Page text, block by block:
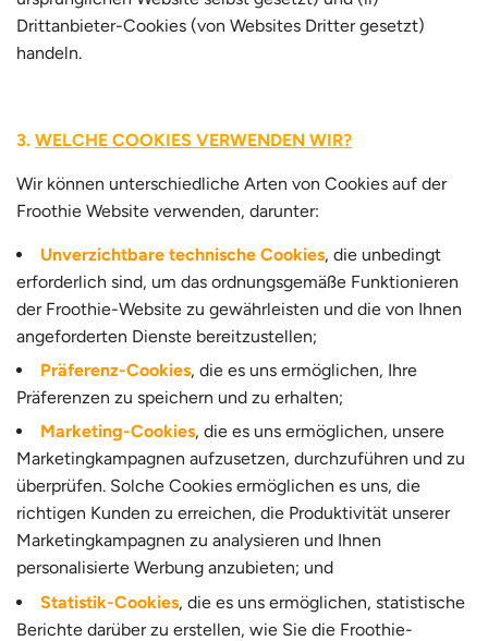
Drittanbieter-Cookies (von Websites Dritter gesetzt)
handeln.
WELCHE COOKIES VERWENDEN WIR?
Wir können unterschiedliche Arten von Cookies auf der
Froothie Website verwenden, darunter:
Unverzichtbare technische Cookies, die unbedingt
erforderlich sind, um das ordnungsgemäße Funktionieren
der Froothie-Website zu gewährleisten und die von Ihnen
angeforderten Dienste bereitzustellen;
Präferenz-Cookies, die es uns ermöglichen, Ihre
Präferenzen zu speichern und zu erhalten;
Marketing-Cookies, die es uns ermöglichen, unsere
Marketingkampagnen aufzusetzen, durchzuführen und zu
überprüfen. Solche Cookies ermöglichen es uns, die
richtigen Kunden zu erreichen, die Produktivität unserer
Marketingkampagnen zu analysieren und Ihnen
personalisierte Werbung anzubieten; und
Statistik-Cookies, die es uns ermöglichen, statistische
Berichte darüber zu erstellen, wie Sie die Froothie-